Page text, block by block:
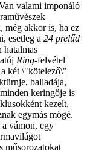
valami imponáló
még akkor is, ha ez
esetleg a 24 prelűd
hatalmas
Ring-felvétel
a két \"kötelező\"
balladája,
keringője is
kezelt,
egymás mögé.
vámon, egy
műsorozatokat